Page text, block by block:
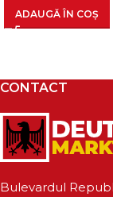
ADAUGĂ ÎN COȘ
CONTACT
Bulevardul